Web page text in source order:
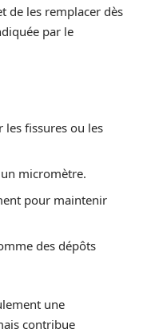
de les remplacer dès
par le
fissures ou les
un micromètre.
pour maintenir
des dépôts
une
contribue